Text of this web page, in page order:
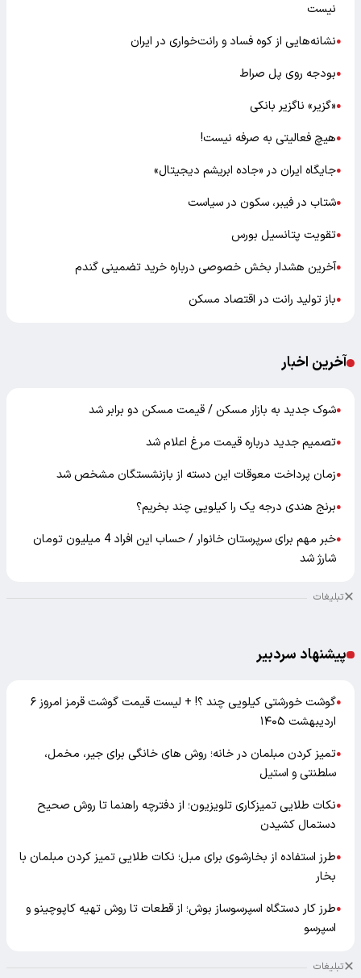
نیست
●نشانه‌هایی از کوه فساد و رانت‌خواری در ایران
●بودجه روی پل صراط
●«گزیر» ناگزیر بانکی
●هیچ فعالیتی به صرفه نیست!
●جایگاه ایران در «جاده ابریشم دیجیتال»
●شتاب در فیبر، سکون در سیاست
●تقویت پتانسیل بورس
●آخرین هشدار بخش خصوصی درباره خرید تضمینی گندم
●باز تولید رانت در اقتصاد مسکن
آخرین اخبار
●شوک جدید به بازار مسکن / قیمت مسکن دو برابر شد
●تصمیم جدید درباره قیمت مرغ اعلام شد
●زمان پرداخت معوقات این دسته از بازنشستگان مشخص شد
●برنج هندی درجه یک را کیلویی چند بخریم؟
●
خبر مهم برای سرپرستان خانوار / حساب این افراد 4 میلیون تومان
شارژ شد
تبلیغات
پیشنهاد سردبیر
●
گوشت خورشتی کیلویی چند ؟! + لیست قیمت گوشت قرمز امروز ۶
اردیبهشت ۱۴۰۵
●تمیز کردن مبلمان در خانه؛ روش های خانگی برای جیر، مخمل،
سلطنتی و استیل
●نکات طلایی تمیزکاری تلویزیون؛ از دفترچه راهنما تا روش صحیح
دستمال کشیدن
●طرز استفاده از بخارشوی برای مبل؛ نکات طلایی تمیز کردن مبلمان با
بخار
●طرز کار دستگاه اسپرسوساز بوش؛ از قطعات تا روش تهیه کاپوچینو و
اسپرسو
تبلیغات